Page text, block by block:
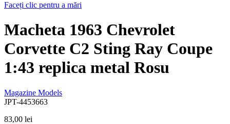
Faceți clic pentru a mări
Macheta 1963 Chevrolet
Corvette C2 Sting Ray Coupe
1:43 replica metal Rosu
Magazine Models
JPT-4453663
83,00 lei